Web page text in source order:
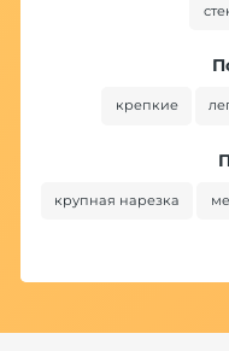
крепкие
крупная нарезка